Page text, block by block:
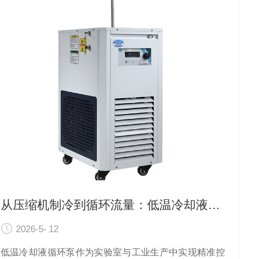
从压缩机制冷到循环流量：低温冷却液循环泵关键参数解析与选型指南
2026-5- 12
低温冷却液循环泵作为实验室与工业生产中实现精准控